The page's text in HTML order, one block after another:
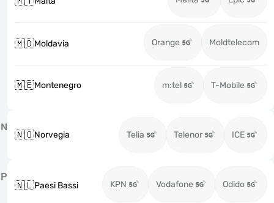
🇲🇩Moldavia Orange Moldtelecom
🇲🇪Montenegro m:tel T-Mobile
N
🇳🇴Norvegia Telia Telenor ICE
P
🇳🇱Paesi Bassi KPN Vodafone Odido